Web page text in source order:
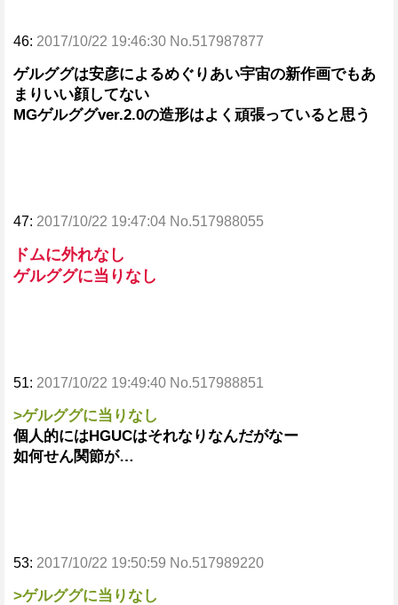
46: 2017/10/22 19:46:30 No.517987877
ゲルググは安彦によるめぐりあい宇宙の新作画でもあ
まりいい顔してない
MGゲルググver.2.0の造形はよく頑張っていると思う
47: 2017/10/22 19:47:04 No.517988055
ドムに外れなし
ゲルググに当りなし
51: 2017/10/22 19:49:40 No.517988851
>ゲルググに当りなし
個人的にはHGUCはそれなりなんだがなー
如何せん関節が…
53: 2017/10/22 19:50:59 No.517989220
>ゲルググに当りなし